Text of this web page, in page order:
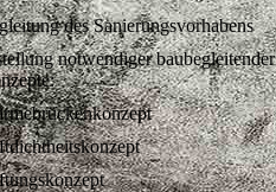
des Sanierungsvorhabens
notwendiger baubegleitender